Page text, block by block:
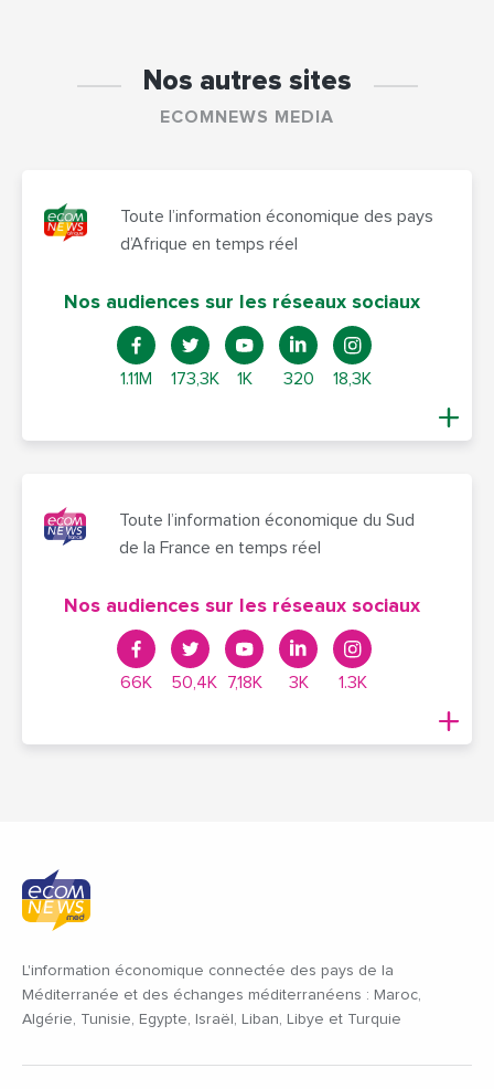
Nos autres sites
ECOMNEWS MEDIA
Toute l’information économique des pays
d’Afrique en temps réel
Nos audiences sur les réseaux sociaux
1.11M 173,3K 1K 320 18,3K
Toute l’information économique du Sud
de la France en temps réel
Nos audiences sur les réseaux sociaux
66K 50,4K 7,18K 3K 1.3K
L'information économique connectée des pays de la
Méditerranée et des échanges méditerranéens : Maroc,
Algérie, Tunisie, Egypte, Israël, Liban, Libye et Turquie